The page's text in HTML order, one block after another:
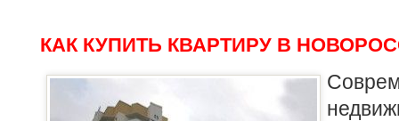
КАК КУПИТЬ КВАРТИРУ В